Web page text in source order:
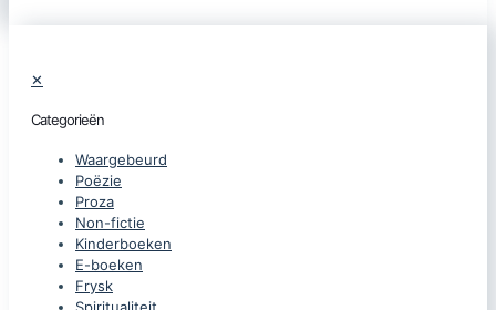
✕
Categorieën
Waargebeurd
Poëzie
Proza
Non-fictie
Kinderboeken
E-boeken
Frysk